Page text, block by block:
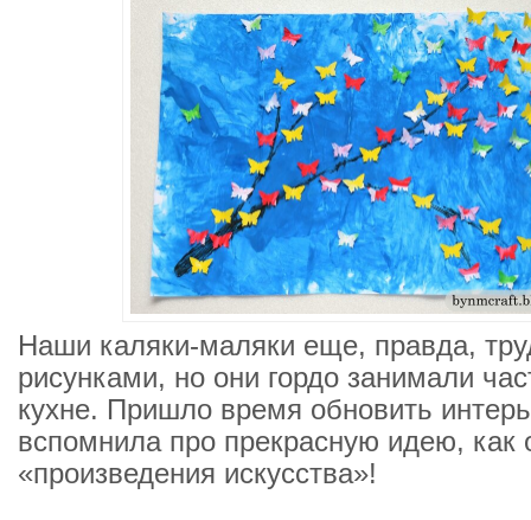
Наши каляки-маляки еще, правда,
рисунками, но они гордо занимали
кухне. Пришло время обновить
вспомнила про прекрасную идею, как
«произведения искусства»!